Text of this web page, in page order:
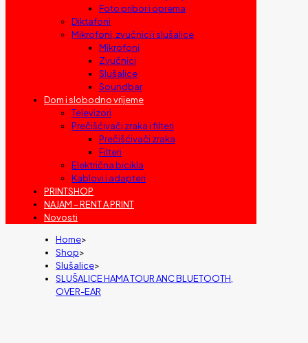
Foto pribor i oprema
Diktafoni
Mikrofoni, zvučnici i slušalice
Mikrofoni
Zvučnici
Slušalice
Soundbar
Dom i slobodno vrijeme
Televizori
Prečišćivači zraka i filteri
Prečišćivači zraka
Filteri
Električna bicikla
Kablovi i adapteri
PRINTSHOP
NAJAM – RENT A PRINT
Novosti
Home>
Shop>
Slušalice>
SLUŠALICE HAMA TOUR ANC BLUETOOTH,
OVER-EAR